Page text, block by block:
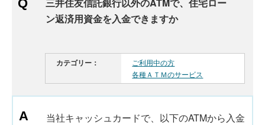
ン返済用資金を入金できますか
カテゴリー：
ご利用中の方
各種ＡＴＭのサービス
当社キャッシュカードで、以下のATMから入金